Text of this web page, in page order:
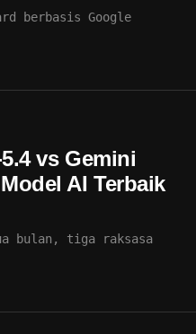
berbasis Google
vs Gemini
AI Terbaik
bulan, tiga raksasa